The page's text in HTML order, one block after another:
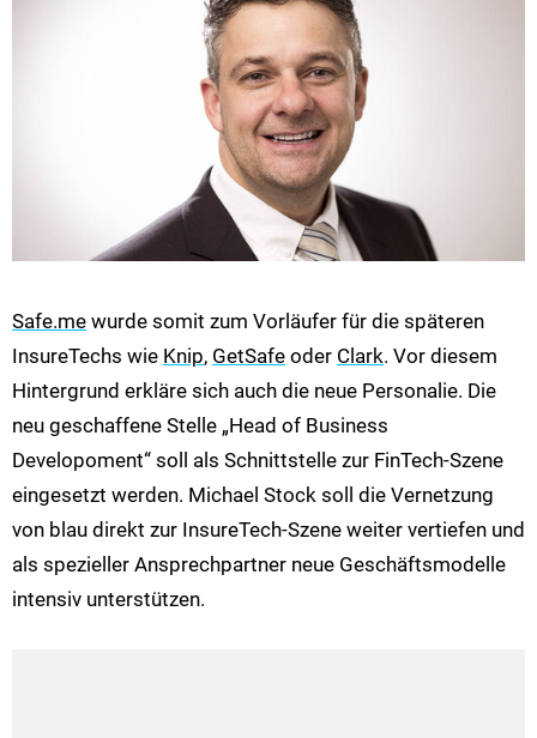
Safe.me wurde somit zum Vorläufer für die späteren
InsureTechs wie Knip, GetSafe oder Clark. Vor diesem
Hintergrund erkläre sich auch die neue Personalie. Die
neu geschaffene Stelle „Head of Business
Developoment“ soll als Schnittstelle zur FinTech-Szene
eingesetzt werden. Michael Stock soll die Vernetzung
von blau direkt zur InsureTech-Szene weiter vertiefen und
als spezieller Ansprechpartner neue Geschäftsmodelle
intensiv unterstützen.